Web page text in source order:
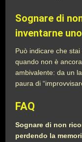
Sognare di
inventarne uno
Può indicare che
quando non è
ambivalente: da un
paura di
FAQ
Sognare di non
perdendo la